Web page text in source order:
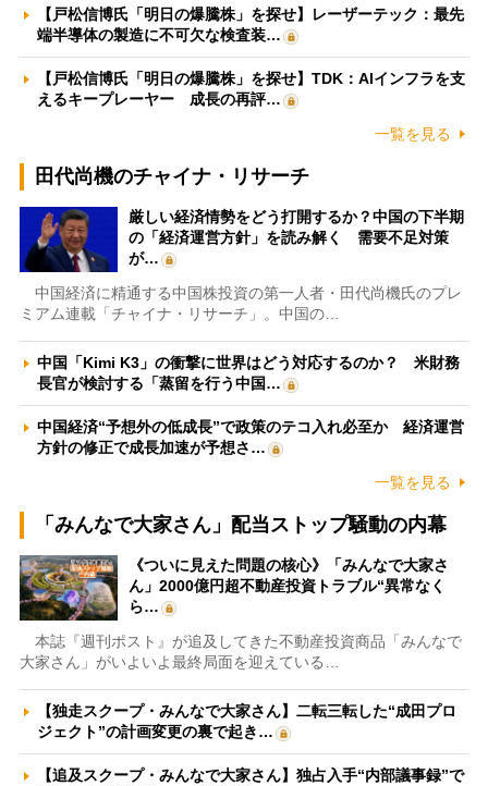
【戸松信博氏「明日の爆騰株」を探せ】レーザーテック：最先
端半導体の製造に不可欠な検査装…
【戸松信博氏「明日の爆騰株」を探せ】TDK：AIインフラを支
えるキープレーヤー 成長の再評…
一覧を見る
田代尚機のチャイナ・リサーチ
厳しい経済情勢をどう打開するか？中国の下半期
の「経済運営方針」を読み解く 需要不足対策
が…
中国経済に精通する中国株投資の第一人者・田代尚機氏のプレ
ミアム連載「チャイナ・リサーチ」。中国の…
中国「Kimi K3」の衝撃に世界はどう対応するのか？ 米財務
長官が検討する「蒸留を行う中国…
中国経済“予想外の低成長”で政策のテコ入れ必至か 経済運営
方針の修正で成長加速が予想さ…
一覧を見る
「みんなで大家さん」配当ストップ騒動の内幕
《ついに見えた問題の核心》「みんなで大家さ
ん」2000億円超不動産投資トラブル“異常なく
ら…
本誌『週刊ポスト』が追及してきた不動産投資商品「みんなで
大家さん」がいよいよ最終局面を迎えている…
【独走スクープ・みんなで大家さん】二転三転した“成田プロ
ジェクト”の計画変更の裏で起き…
【追及スクープ・みんなで大家さん】独占入手“内部議事録”で